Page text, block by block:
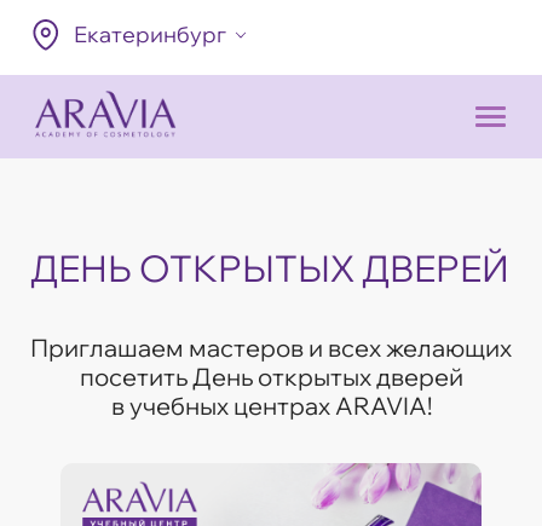
Екатеринбург
ДЕНЬ ОТКРЫТЫХ ДВЕРЕЙ
Приглашаем мастеров и всех желающих
посетить День открытых дверей
в учебных центрах ARAVIA!